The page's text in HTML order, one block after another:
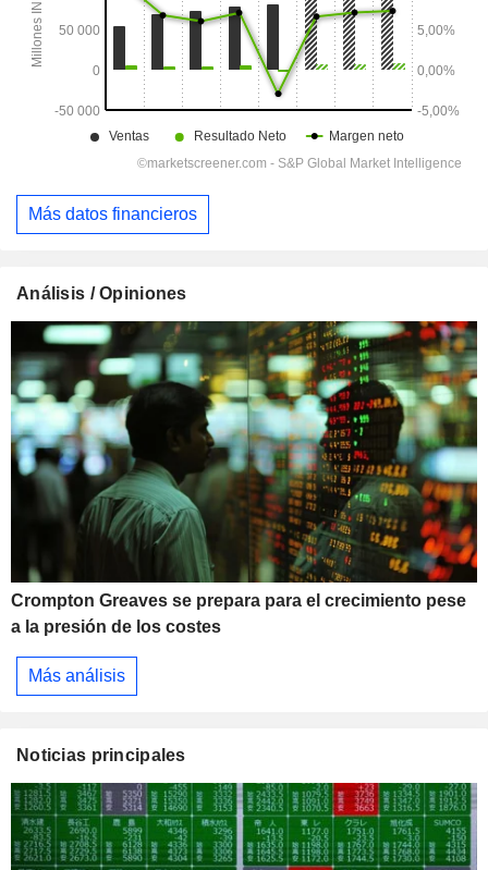
Más datos financieros
Análisis / Opiniones
Crompton Greaves se prepara para el crecimiento pese
a la presión de los costes
Más análisis
Noticias principales